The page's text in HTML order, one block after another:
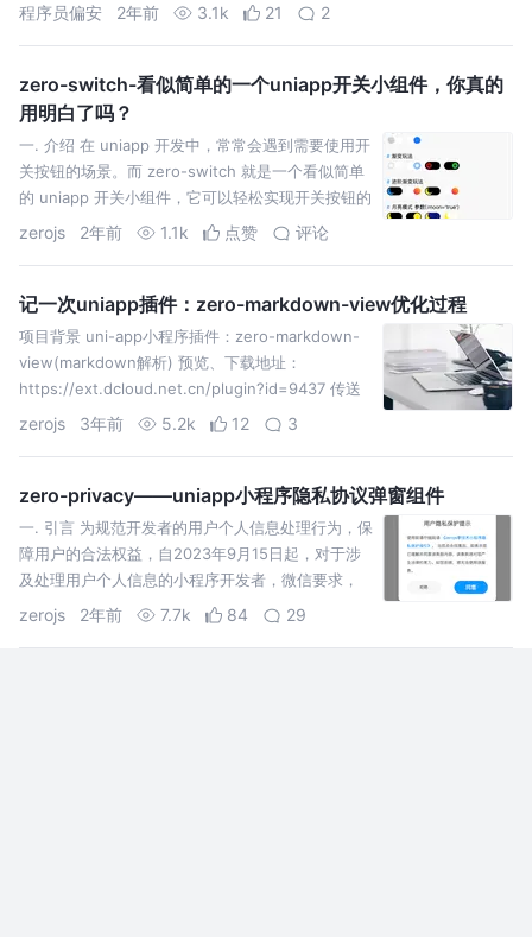
程序员偏安 2年前 3.1k 21 2
zero-switch-看似简单的一个uniapp开关小组件，你真的
用明白了吗？
一. 介绍 在 uniapp 开发中，常常会遇到需要使用开
关按钮的场景。而 zero-switch 就是一个看似简单
的 uniapp 开关小组件，它可以轻松实现开关按钮的
功能。不过，你真的用明白了吗？
zerojs 2年前 1.1k 点赞 评论
记一次uniapp插件：zero-markdown-view优化过程
项目背景 uni-app小程序插件：zero-markdown-
view(markdown解析) 预览、下载地址：
https://ext.dcloud.net.cn/plugin?id=9437 传送
zerojs 3年前 5.2k 12 3
zero-privacy——uniapp小程序隐私协议弹窗组件
一. 引言 为规范开发者的用户个人信息处理行为，保
障用户的合法权益，自2023年9月15日起，对于涉
及处理用户个人信息的小程序开发者，微信要求，
仅当开发者主动向平台同步用户已阅读并同意了小
zerojs 2年前 7.7k 84 29